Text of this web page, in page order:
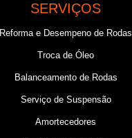
SERVIÇOS
Reforma e Desempeno de Rodas
Troca de Óleo
Balanceamento de Rodas
Serviço de Suspensão
Amortecedores